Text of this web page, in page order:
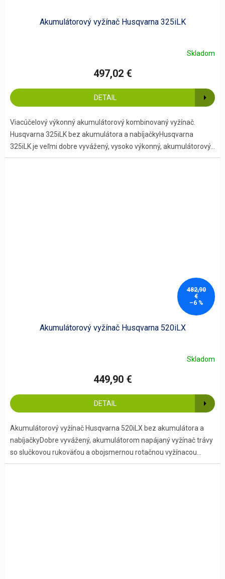
Akumulátorový vyžínač Husqvarna 325iLK
Skladom
497,02 €
DETAIL
Viacúčelový výkonný akumulátorový kombinovaný vyžínač.
Husqvarna 325iLK bez akumulátora a nabíjačkyHusqvarna
325iLK je veľmi dobre vyvážený, vysoko výkonný, akumulátorový...
482,90
€
–6 %
Akumulátorový vyžínač Husqvarna 520iLX
Skladom
449,90 €
DETAIL
Akumulátorový vyžínač Husqvarna 520iLX bez akumulátora a
nabíjačkyDobre vyvážený, akumulátorom napájaný vyžínač trávy
so slučkovou rukoväťou a obojsmernou rotačnou vyžínacou...